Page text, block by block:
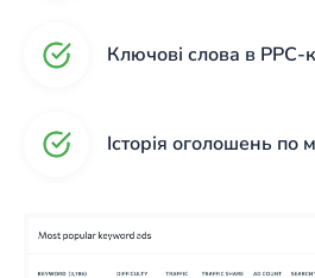
Ключові слова в PPC-
Історія оголошень по